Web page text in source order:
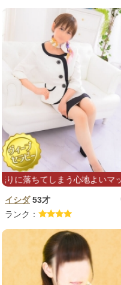
てしまう心地よいマッサー
イシダ53才
ランク：
皆様の日々の活力